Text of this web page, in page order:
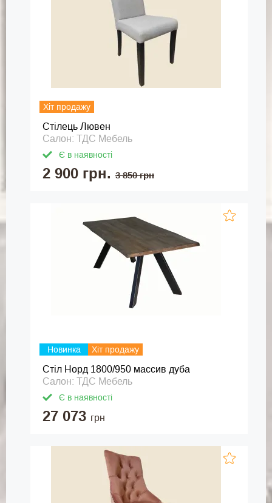
Хіт продажу
Стілець Лювен
Салон: ТДС Мебель
Є в наявності
2 900 грн. 3 850 грн
Новинка Хіт продажу
Стіл Норд 1800/950 массив дуба
Салон: ТДС Мебель
Є в наявності
27 073 грн